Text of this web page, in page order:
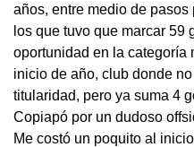
años, entre medio de
los que tuvo que marcar 59
oportunidad en la categoría
inicio de año, club donde
titularidad, pero ya suma 4
Copiapó por un dudoso
Me costó un poquito al